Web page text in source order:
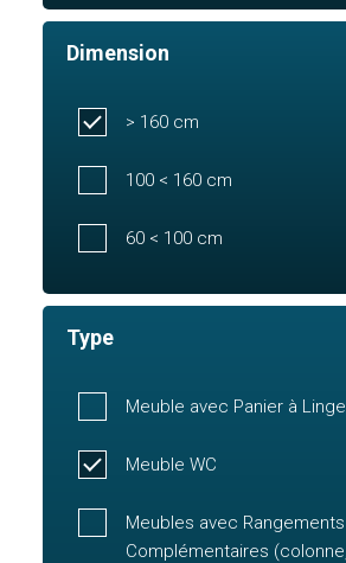
Dimension
> 160 cm
100 < 160 cm
60 < 100 cm
Type
Meuble avec Panier à Linge
Meuble WC
Meubles avec Rangements
Complémentaires (colonne,